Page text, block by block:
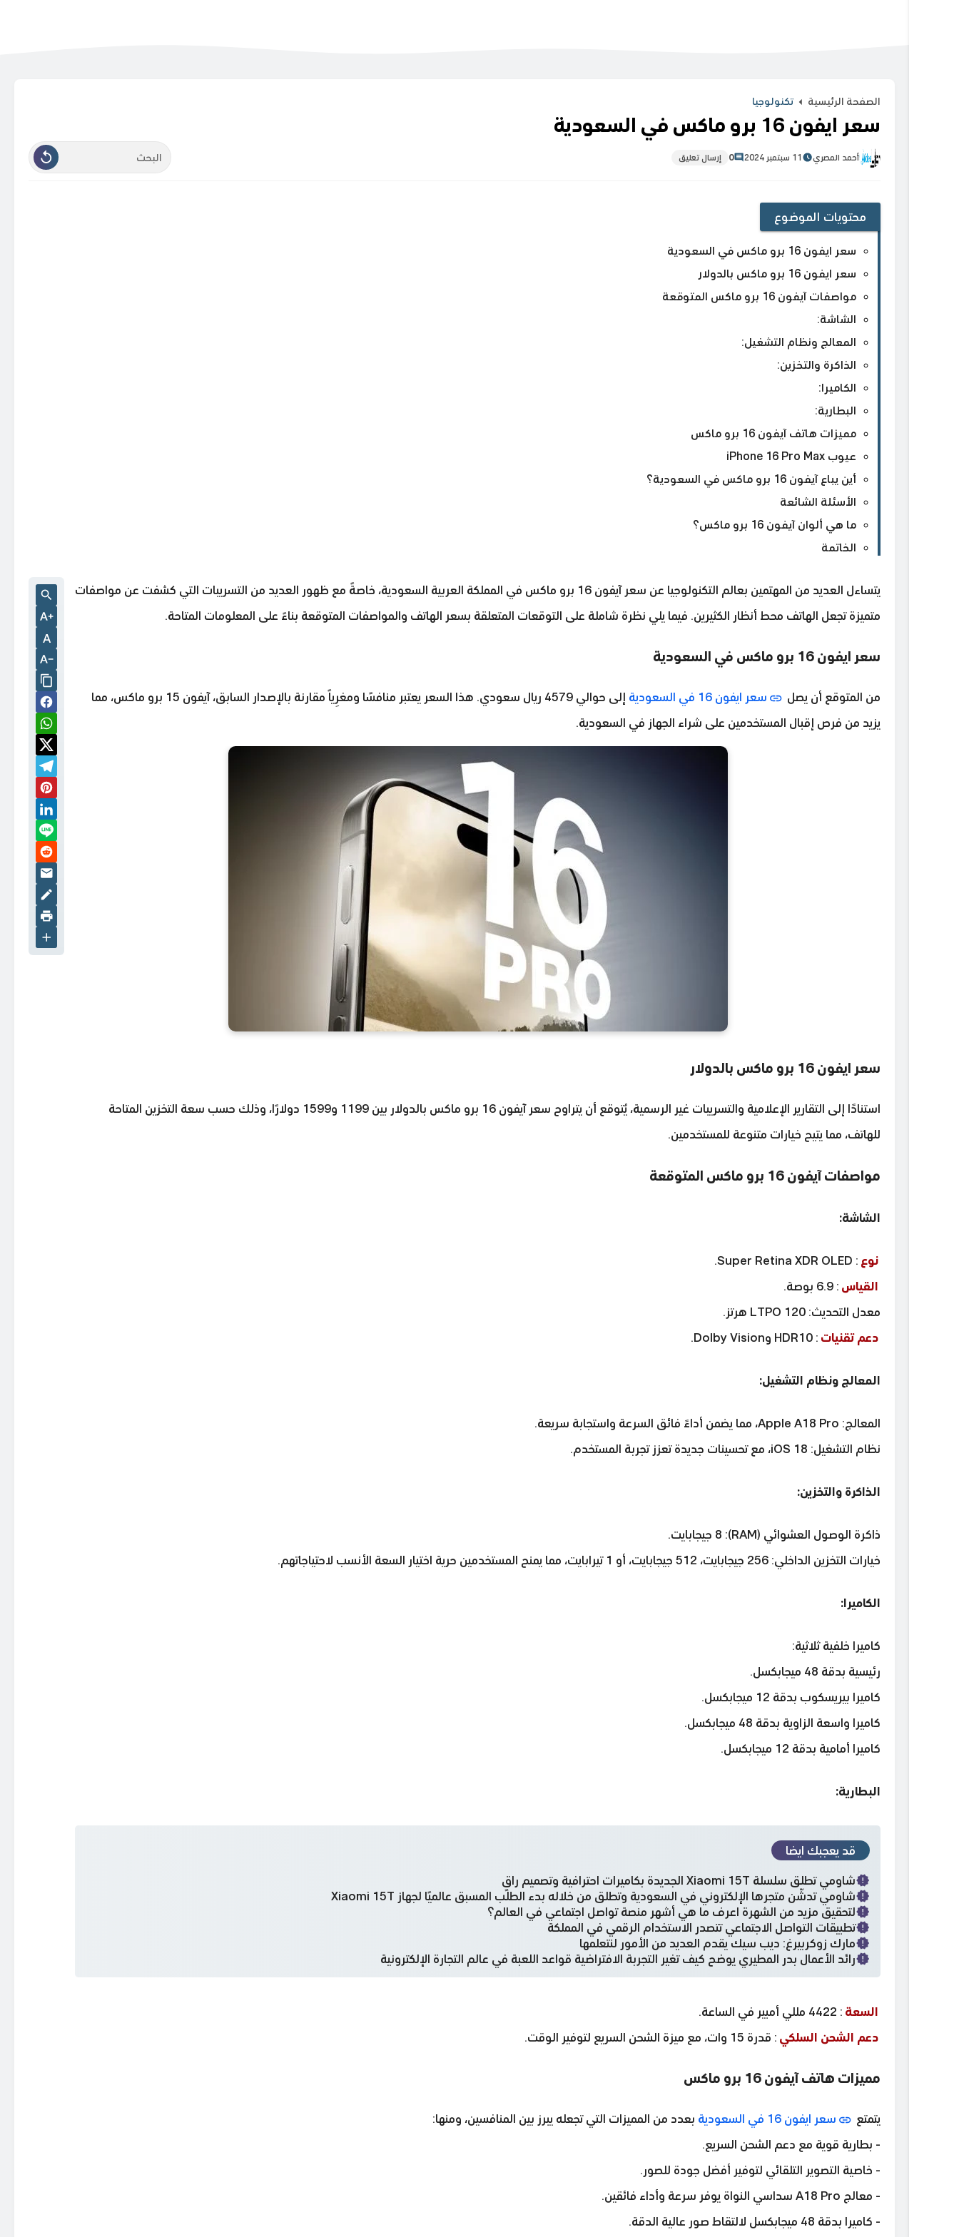
الصفحة الرئيسية تكنولوجيا
سعر ايفون 16 برو ماكس في السعودية
أحمد المصري 11 سبتمبر 2024 0 إرسال تعليق
محتويات الموضوع
سعر ايفون 16 برو ماكس في السعودية
سعر ايفون 16 برو ماكس بالدولار
مواصفات آيفون 16 برو ماكس المتوقعة
الشاشة:
المعالج ونظام التشغيل:
الذاكرة والتخزين:
الكاميرا:
البطارية:
مميزات هاتف آيفون 16 برو ماكس
عيوب iPhone 16 Pro Max
أين يباع آيفون 16 برو ماكس في السعودية؟
الأسئلة الشائعة
ما هي ألوان آيفون 16 برو ماكس؟
الخاتمة
يتساءل العديد من المهتمين بعالم التكنولوجيا عن سعر آيفون 16 برو ماكس في المملكة العربية السعودية، خاصةً مع ظهور العديد من التسريبات التي كشفت عن مواصفات
متميزة تجعل الهاتف محط أنظار الكثيرين. فيما يلي نظرة شاملة على التوقعات المتعلقة بسعر الهاتف والمواصفات المتوقعة بناءً على المعلومات المتاحة.
سعر ايفون 16 برو ماكس في السعودية
من المتوقع أن يصل سعر ايفون 16 في السعودية
إلى حوالي 4579 ريال سعودي. هذا السعر يعتبر منافسًا ومغرِياً مقارنة بالإصدار السابق، آيفون 15 برو ماكس، مما
يزيد من فرص إقبال المستخدمين على شراء الجهاز في السعودية.
سعر ايفون 16 برو ماكس بالدولار
استنادًا إلى التقارير الإعلامية والتسريبات غير الرسمية، يُتوقع أن يتراوح سعر آيفون 16 برو ماكس بالدولار بين 1199 و1599 دولارًا، وذلك حسب سعة التخزين المتاحة
للهاتف، مما يتيح خيارات متنوعة للمستخدمين.
مواصفات آيفون 16 برو ماكس المتوقعة
الشاشة:
نوع : Super Retina XDR OLED.
القياس : 6.9 بوصة.
معدل التحديث: LTPO 120 هرتز.
دعم تقنيات : HDR10 وDolby Vision.
المعالج ونظام التشغيل:
المعالج: Apple A18 Pro، مما يضمن أداءً فائق السرعة واستجابة سريعة.
نظام التشغيل: iOS 18، مع تحسينات جديدة تعزز تجربة المستخدم.
الذاكرة والتخزين:
ذاكرة الوصول العشوائي (RAM): 8 جيجابايت.
خيارات التخزين الداخلي: 256 جيجابايت، 512 جيجابايت، أو 1 تيرابايت، مما يمنح المستخدمين حرية اختيار السعة الأنسب لاحتياجاتهم.
الكاميرا:
كاميرا خلفية ثلاثية:
رئيسية بدقة 48 ميجابكسل.
كاميرا بيريسكوب بدقة 12 ميجابكسل.
كاميرا واسعة الزاوية بدقة 48 ميجابكسل.
كاميرا أمامية بدقة 12 ميجابكسل.
البطارية:
قد يعجبك ايضا
شاومي تطلق سلسلة Xiaomi 15T الجديدة بكاميرات احترافية وتصميم راقٍ
شاومي تدشّن متجرها الإلكتروني في السعودية وتطلق من خلاله بدء الطلب المسبق عالميًا لجهاز Xiaomi 15T
لتحقيق مزيد من الشهرة اعرف ما هي أشهر منصة تواصل اجتماعي في العالم؟
تطبيقات التواصل الاجتماعي تتصدر الاستخدام الرقمي في المملكة
مارك زوكربيرغ: ديب سيك يقدم العديد من الأمور لنتعلمها
رائد الأعمال بدر المطيري يوضح كيف تغير التجربة الافتراضية قواعد اللعبة في عالم التجارة الإلكترونية
السعة : 4422 مللي أمبير في الساعة.
دعم الشحن السلكي : قدرة 15 وات، مع ميزة الشحن السريع لتوفير الوقت.
مميزات هاتف آيفون 16 برو ماكس
يتمتع سعر ايفون 16 في السعودية
بعدد من المميزات التي تجعله يبرز بين المنافسين، ومنها:
- بطارية قوية مع دعم الشحن السريع.
- خاصية التصوير التلقائي لتوفير أفضل جودة للصور.
- معالج A18 Pro سداسي النواة يوفر سرعة وأداء فائقين.
- كاميرا بدقة 48 ميجابكسل لالتقاط صور عالية الدقة.
A